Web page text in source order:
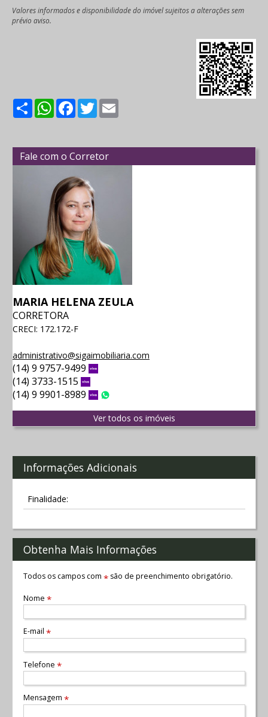
Valores informados e disponibilidade do imóvel sujeitos a alterações sem
prévio aviso.
ShareWhatsApp
Facebook
Twitter
Fale com o Corretor
MARIA HELENA ZEULA
CORRETORA
CRECI: 172.172-F
administrativo@sigaimobiliaria.com
(14) 9 9757-9499
(14) 3733-1515
(14) 9 9901-8989 Vivo
Ver todos os imóveis
Informações Adicionais
Finalidade:
Obtenha Mais Informações
Todos os campos com *são de preenchimento obrigatório.
Nome *
E-mail *
Telefone *
Mensagem *